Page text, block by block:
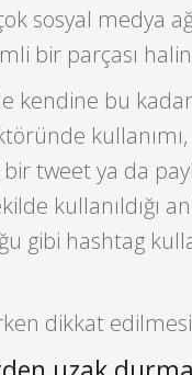
sosyal medya
bir parçası
kendine bu
tweet ya da
kullanıldığı
gibi hashtag
dikkat